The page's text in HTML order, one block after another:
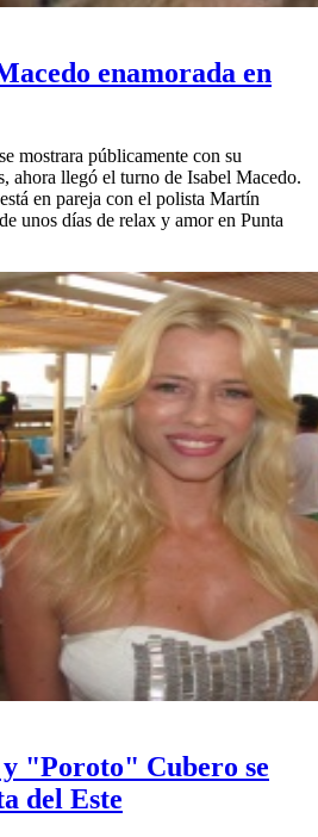
enamorada en
mostrara públicamente con su
ahora llegó el turno de Isabel Macedo.
en pareja con el polista Martín
unos días de relax y amor en Punta
"Poroto" Cubero se
del Este